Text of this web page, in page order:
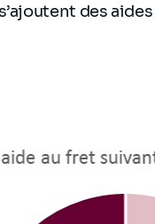
des